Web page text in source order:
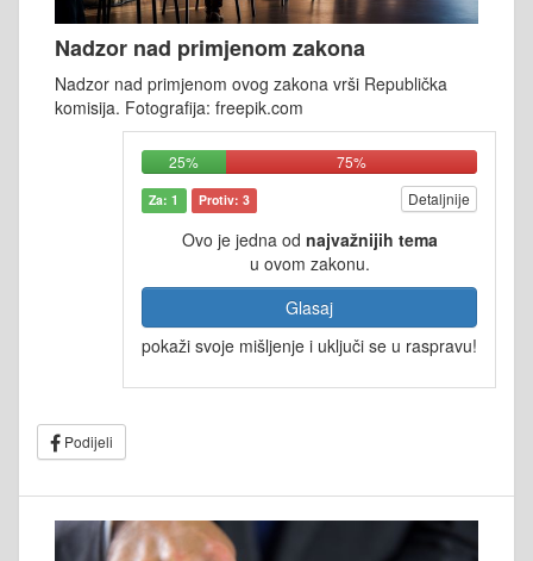
Nadzor nad primjenom zakona
Nadzor nad primjenom ovog zakona vrši Republička
komisija. Fotografija: freepik.com
25% 75%
Za: 1 Protiv: 3 Detaljnije
Ovo je jedna od najvažnijih tema
u ovom zakonu.
Glasaj
pokaži svoje mišljenje i uključi se u raspravu!
Podijeli